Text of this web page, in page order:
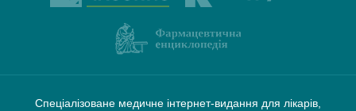
Спеціалізоване медичне інтернет-видання для лікарів,